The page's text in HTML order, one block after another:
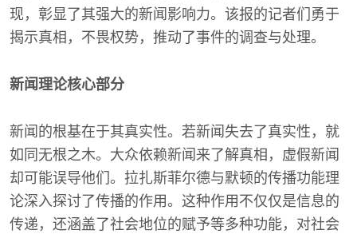
现，彰显了其强大的新闻影响力。该报的记者们勇于
揭示真相，不畏权势，推动了事件的调查与处理。
新闻理论核心部分
新闻的根基在于其真实性。若新闻失去了真实性，就
如同无根之木。大众依赖新闻来了解真相，虚假新闻
却可能误导他们。拉扎斯菲尔德与默顿的传播功能理
论深入探讨了传播的作用。这种作用不仅仅是信息的
传递，还涵盖了社会地位的赋予等多种功能，对社会